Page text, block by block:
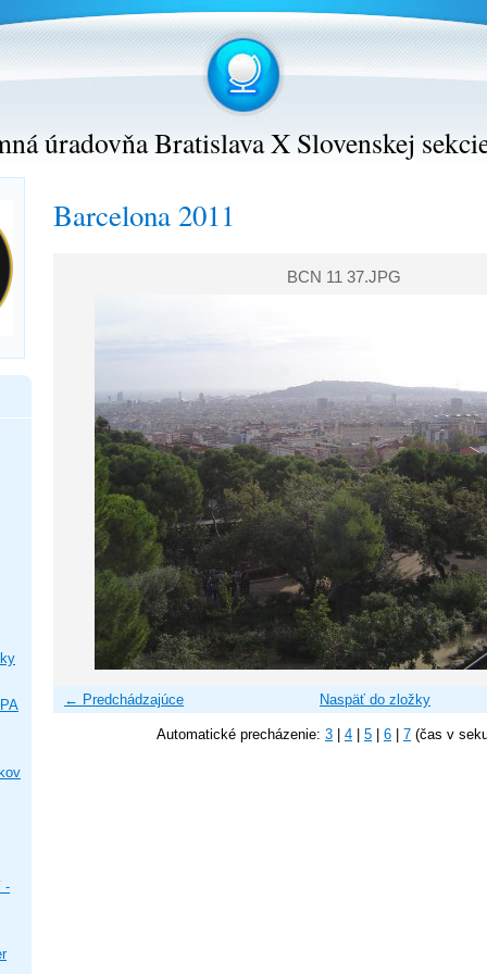
úradovňa Bratislava X Slovenskej
Barcelona 2011
BCN 11 37.JPG
← Predchádzajúce Naspäť do zložky
Automatické precházenie: 3 4 5 6 7 (čas v
-